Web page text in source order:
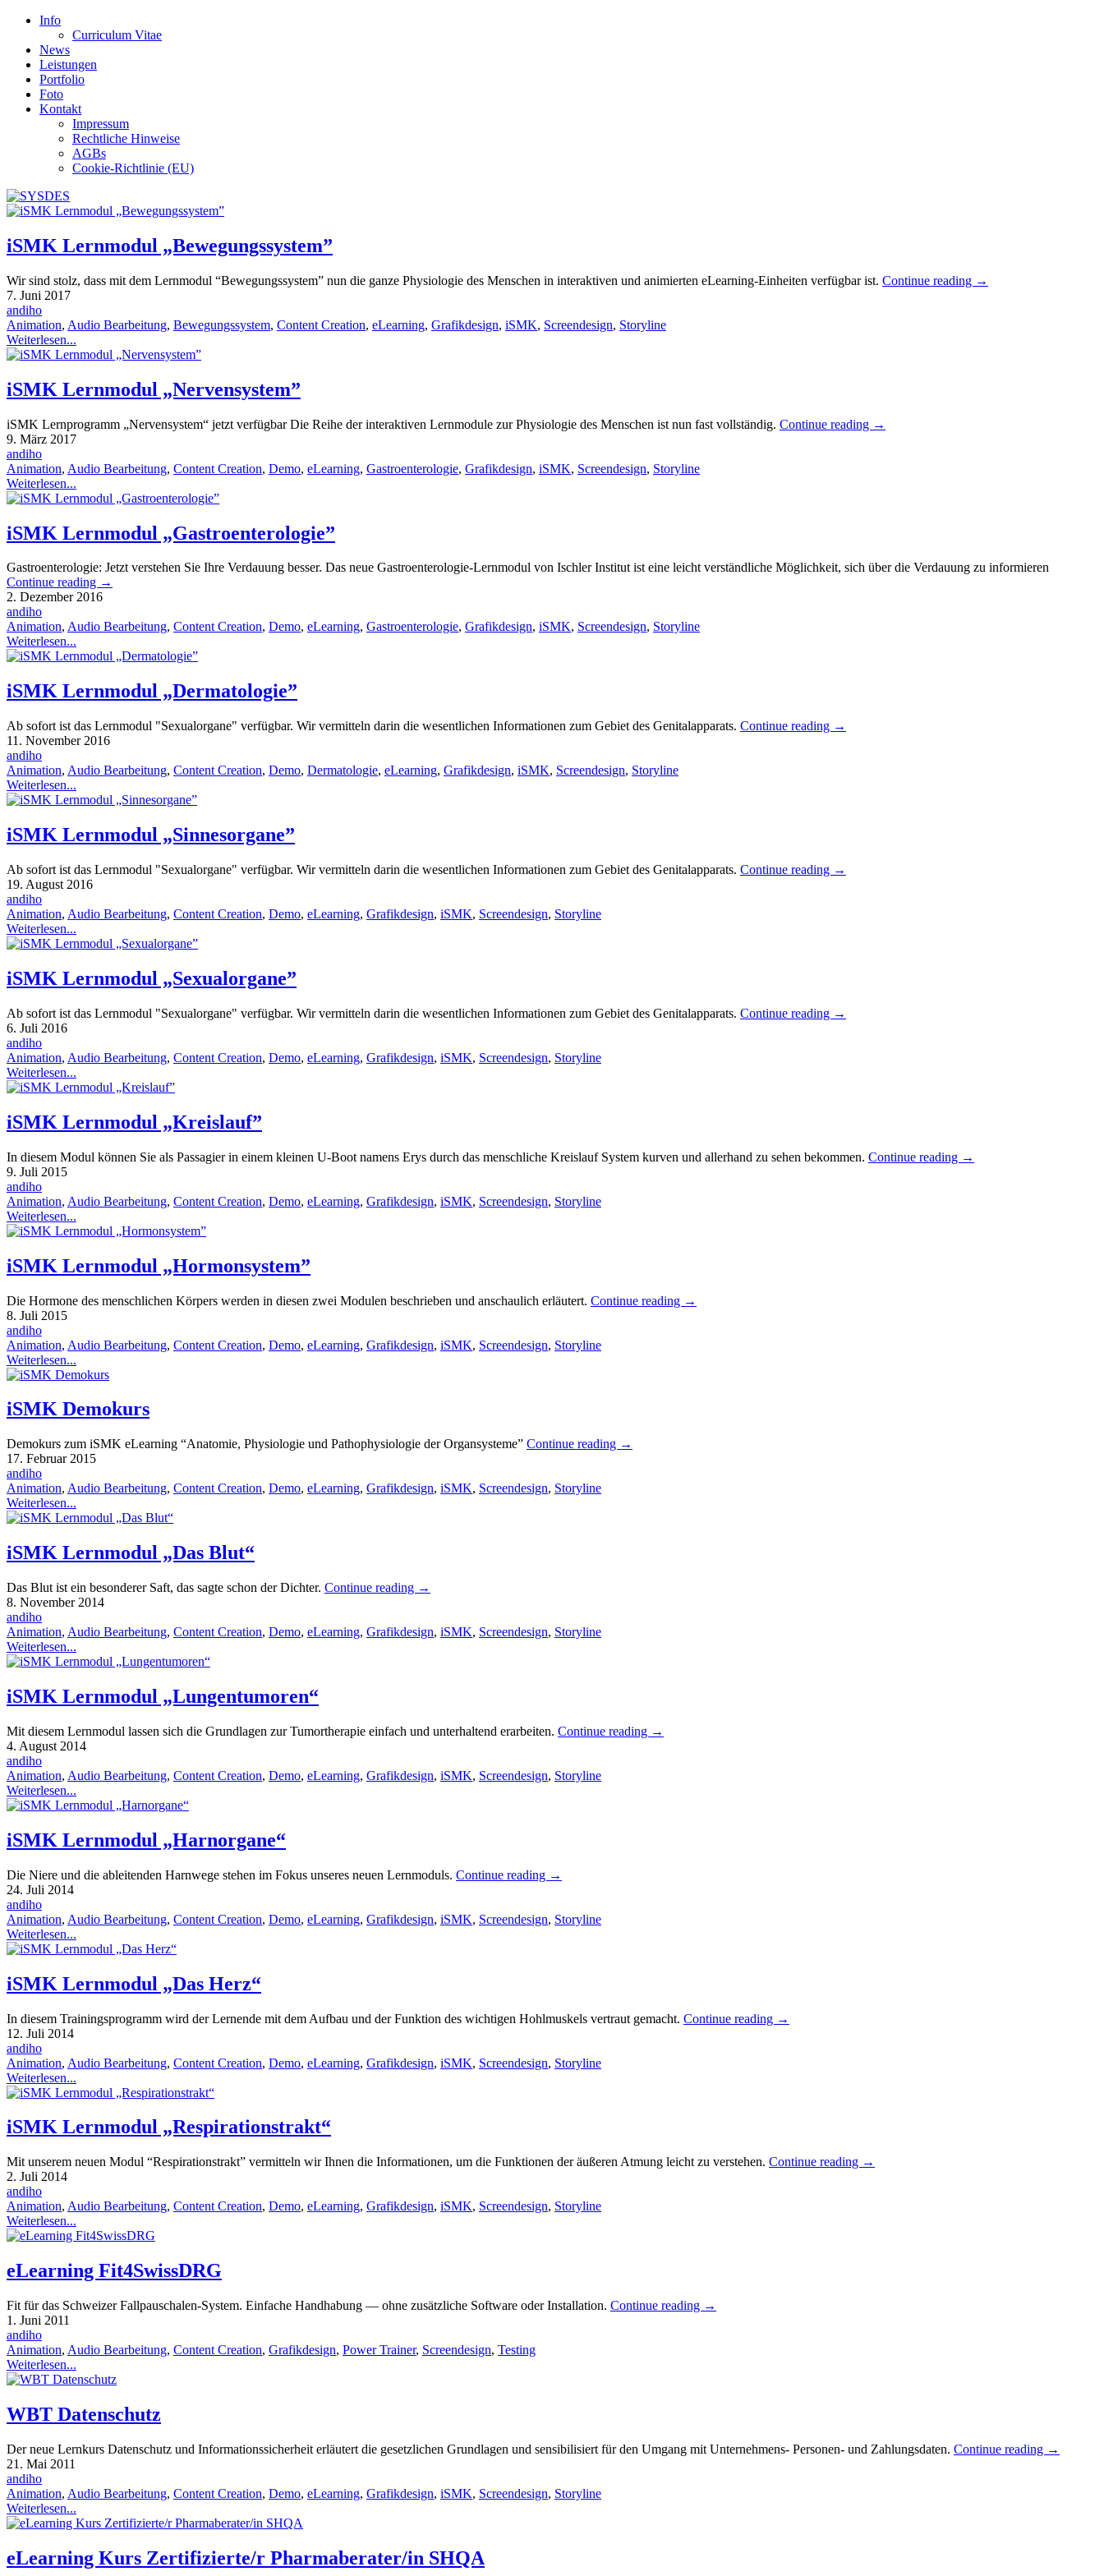
Info
Curriculum Vitae
News
Leistungen
Portfolio
Foto
Kontakt
Impressum
Rechtliche Hinweise
AGBs
Cookie-Richtlinie (EU)
iSMK Lernmodul „Bewegungssystem”
Wir sind stolz, dass mit dem Lernmodul “Bewegungssystem” nun die ganze Physiologie des Menschen in interaktiven und animierten eLearning-Einheiten verfügbar ist. Continue reading →
7. Juni 2017
andiho
Animation, Audio Bearbeitung, Bewegungssystem, Content Creation, eLearning, Grafikdesign, iSMK, Screendesign, Storyline
Weiterlesen...
iSMK Lernmodul „Nervensystem”
iSMK Lernprogramm „Nervensystem“ jetzt verfügbar Die Reihe der interaktiven Lernmodule zur Physiologie des Menschen ist nun fast vollständig. Continue reading →
9. März 2017
andiho
Animation, Audio Bearbeitung, Content Creation, Demo, eLearning, Gastroenterologie, Grafikdesign, iSMK, Screendesign, Storyline
Weiterlesen...
iSMK Lernmodul „Gastroenterologie”
Gastroenterologie: Jetzt verstehen Sie Ihre Verdauung besser. Das neue Gastroenterologie-Lernmodul von Ischler Institut ist eine leicht verständliche Möglichkeit, sich über die Verdauung zu informieren
Continue reading →
2. Dezember 2016
andiho
Animation, Audio Bearbeitung, Content Creation, Demo, eLearning, Gastroenterologie, Grafikdesign, iSMK, Screendesign, Storyline
Weiterlesen...
iSMK Lernmodul „Dermatologie”
Ab sofort ist das Lernmodul "Sexualorgane" verfügbar. Wir vermitteln darin die wesentlichen Informationen zum Gebiet des Genitalapparats. Continue reading →
11. November 2016
andiho
Animation, Audio Bearbeitung, Content Creation, Demo, Dermatologie, eLearning, Grafikdesign, iSMK, Screendesign, Storyline
Weiterlesen...
iSMK Lernmodul „Sinnesorgane”
Ab sofort ist das Lernmodul "Sexualorgane" verfügbar. Wir vermitteln darin die wesentlichen Informationen zum Gebiet des Genitalapparats. Continue reading →
19. August 2016
andiho
Animation, Audio Bearbeitung, Content Creation, Demo, eLearning, Grafikdesign, iSMK, Screendesign, Storyline
Weiterlesen...
iSMK Lernmodul „Sexualorgane”
Ab sofort ist das Lernmodul "Sexualorgane" verfügbar. Wir vermitteln darin die wesentlichen Informationen zum Gebiet des Genitalapparats. Continue reading →
6. Juli 2016
andiho
Animation, Audio Bearbeitung, Content Creation, Demo, eLearning, Grafikdesign, iSMK, Screendesign, Storyline
Weiterlesen...
iSMK Lernmodul „Kreislauf”
In diesem Modul können Sie als Passagier in einem kleinen U-Boot namens Erys durch das menschliche Kreislauf System kurven und allerhand zu sehen bekommen. Continue reading →
9. Juli 2015
andiho
Animation, Audio Bearbeitung, Content Creation, Demo, eLearning, Grafikdesign, iSMK, Screendesign, Storyline
Weiterlesen...
iSMK Lernmodul „Hormonsystem”
Die Hormone des menschlichen Körpers werden in diesen zwei Modulen beschrieben und anschaulich erläutert. Continue reading →
8. Juli 2015
andiho
Animation, Audio Bearbeitung, Content Creation, Demo, eLearning, Grafikdesign, iSMK, Screendesign, Storyline
Weiterlesen...
iSMK Demokurs
Demokurs zum iSMK eLearning “Anatomie, Physiologie und Pathophysiologie der Organsysteme” Continue reading →
17. Februar 2015
andiho
Animation, Audio Bearbeitung, Content Creation, Demo, eLearning, Grafikdesign, iSMK, Screendesign, Storyline
Weiterlesen...
iSMK Lernmodul „Das Blut“
Das Blut ist ein besonderer Saft, das sagte schon der Dichter. Continue reading →
8. November 2014
andiho
Animation, Audio Bearbeitung, Content Creation, Demo, eLearning, Grafikdesign, iSMK, Screendesign, Storyline
Weiterlesen...
iSMK Lernmodul „Lungentumoren“
Mit diesem Lernmodul lassen sich die Grundlagen zur Tumortherapie einfach und unterhaltend erarbeiten. Continue reading →
4. August 2014
andiho
Animation, Audio Bearbeitung, Content Creation, Demo, eLearning, Grafikdesign, iSMK, Screendesign, Storyline
Weiterlesen...
iSMK Lernmodul „Harnorgane“
Die Niere und die ableitenden Harnwege stehen im Fokus unseres neuen Lernmoduls. Continue reading →
24. Juli 2014
andiho
Animation, Audio Bearbeitung, Content Creation, Demo, eLearning, Grafikdesign, iSMK, Screendesign, Storyline
Weiterlesen...
iSMK Lernmodul „Das Herz“
In diesem Trainingsprogramm wird der Lernende mit dem Aufbau und der Funktion des wichtigen Hohlmuskels vertraut gemacht. Continue reading →
12. Juli 2014
andiho
Animation, Audio Bearbeitung, Content Creation, Demo, eLearning, Grafikdesign, iSMK, Screendesign, Storyline
Weiterlesen...
iSMK Lernmodul „Respirationstrakt“
Mit unserem neuen Modul “Respirationstrakt” vermitteln wir Ihnen die Informationen, um die Funktionen der äußeren Atmung leicht zu verstehen. Continue reading →
2. Juli 2014
andiho
Animation, Audio Bearbeitung, Content Creation, Demo, eLearning, Grafikdesign, iSMK, Screendesign, Storyline
Weiterlesen...
eLearning Fit4SwissDRG
Fit für das Schweizer Fallpauschalen-System. Einfache Handhabung — ohne zusätzliche Software oder Installation. Continue reading →
1. Juni 2011
andiho
Animation, Audio Bearbeitung, Content Creation, Grafikdesign, Power Trainer, Screendesign, Testing
Weiterlesen...
WBT Datenschutz
Der neue Lernkurs Datenschutz und Informationssicherheit erläutert die gesetzlichen Grundlagen und sensibilisiert für den Umgang mit Unternehmens- Personen- und Zahlungsdaten. Continue reading →
21. Mai 2011
andiho
Animation, Audio Bearbeitung, Content Creation, Demo, eLearning, Grafikdesign, iSMK, Screendesign, Storyline
Weiterlesen...
eLearning Kurs Zertifizierte/r Pharmaberater/in SHQA